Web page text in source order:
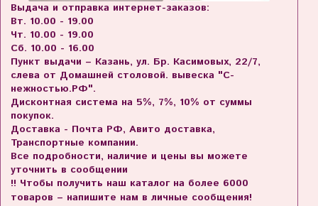
Выдача и отправка интернет-заказов:
Вт. 10.00 - 19.00
Чт. 10.00 - 19.00
Сб. 10.00 - 16.00
Пункт выдачи – Казань, ул. Бр. Касимовых, 22/7,
слева от Домашней столовой. вывеска "С-
нежностью.РФ".
Дисконтная система на 5%, 7%, 10% от суммы
покупок.
Доставка - Почта РФ, Авито доставка,
Транспортные компании.
Все подробности, наличие и цены вы можете
уточнить в сообщении
!! Чтобы получить наш каталог на более 6000
товаров – напишите нам в личные сообщения!